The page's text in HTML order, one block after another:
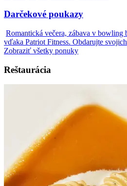
Darčekové poukazy
Romantická večera, zábava v bowling
vďaka Patriot Fitness. Obdarujte
Zobraziť všetky ponuky
Reštaurácia